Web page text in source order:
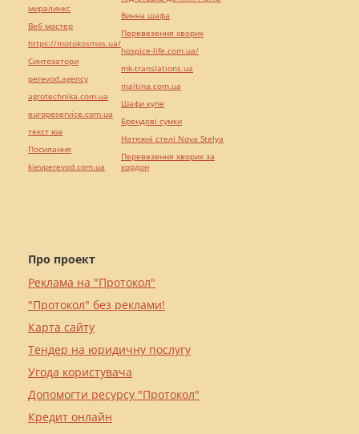
Про проект
Реклама на "Протокол"
"Протокол" без реклами!
Карта сайту
Тендер на юридичну послугу
Угода користувача
Допомогти ресурсу "Протокол"
Кредит онлайн
миралинкс
Веб мастер
https://motokosmos.ua/
Синтезатори
perevod.agency
agrotechnika.com.ua
europeservice.com.ua
текст юа
Посилання
kievperevod.com.ua
Винна шафа
Перевезення хворих
hospice-life.com.ua/
mk-translations.ua
maltina.com.ua
Шафи купе
Брендові сумки
Натяжні стелі Nova Stelya
Перевезення хворих за
кордон